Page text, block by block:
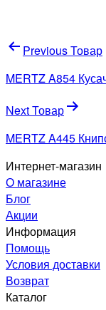
Навигация
по
записям
Previous Товар
MERTZ A854
Next Товар
MERTZ A445
Интернет-магазин
О магазине
Блог
Акции
Информация
Помощь
Условия доставки
Возврат
Каталог